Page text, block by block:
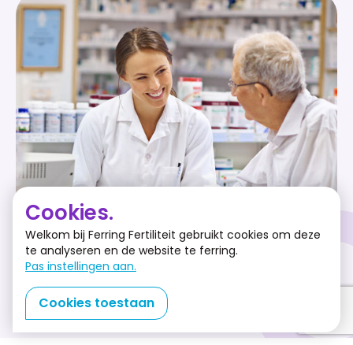
Cookies.
Welkom bij Ferring Fertiliteit gebruikt cookies om deze
te analyseren en de website te ferring.
Pas instellingen aan.
Cookies toestaan